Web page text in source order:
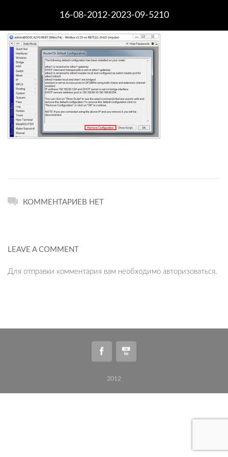
16-08-2012-2023-09-5210
КОММЕНТАРИЕВ НЕТ
LEAVE A COMMENT
Для отправки комментария вам необходимо авторизоваться.
2012